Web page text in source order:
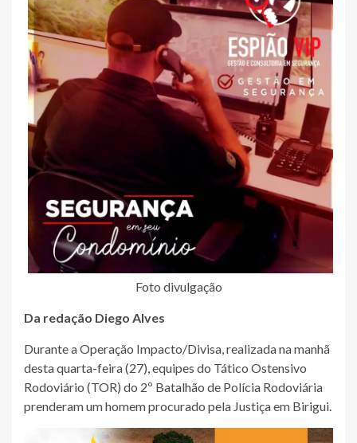
Foto divulgação
Da redação Diego Alves
Durante a Operação Impacto/Divisa, realizada na manhã
desta quarta-feira (27), equipes do Tático Ostensivo
Rodoviário (TOR) do 2º Batalhão de Polícia Rodoviária
prenderam um homem procurado pela Justiça em Birigui.